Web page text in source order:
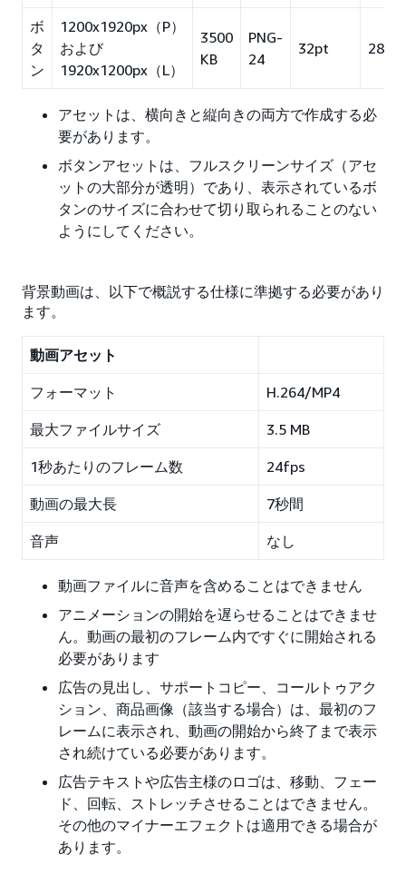
ボ
タ
ン
1200x1920px（P）
および
1920x1200px（L）
3500
KB
PNG-
24
32pt 28pt
アセットは、横向きと縦向きの両方で作成する必
要があります。
ボタンアセットは、フルスクリーンサイズ（アセ
ットの大部分が透明）であり、表示されているボ
タンのサイズに合わせて切り取られることのない
ようにしてください。
背景動画は、以下で概説する仕様に準拠する必要があり
ます。
動画アセット
フォーマット H.264/MP4
最大ファイルサイズ 3.5 MB
1秒あたりのフレーム数 24fps
動画の最大長 7秒間
音声 なし
動画ファイルに音声を含めることはできません
アニメーションの開始を遅らせることはできませ
ん。動画の最初のフレーム内ですぐに開始される
必要があります
広告の見出し、サポートコピー、コールトゥアク
ション、商品画像（該当する場合）は、最初のフ
レームに表示され、動画の開始から終了まで表示
され続けている必要があります。
広告テキストや広告主様のロゴは、移動、フェー
ド、回転、ストレッチさせることはできません。
その他のマイナーエフェクトは適用できる場合が
あります。